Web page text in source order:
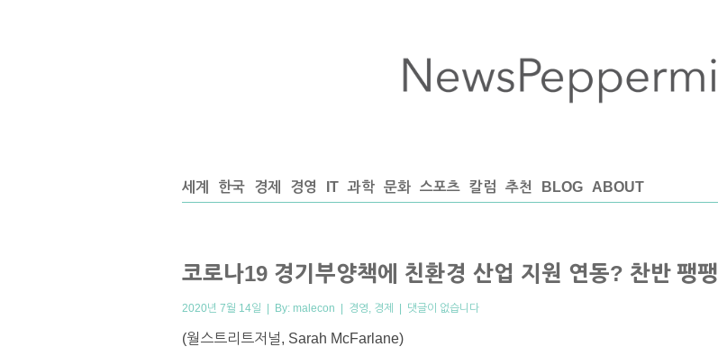
세계 한국 경제 경영 IT 과학 문화 스포츠 칼럼 추천 BLOG ABOUT
코로나19 경기부양책에 친환경 산업 지원 연동? 찬반 팽팽
2020년 7월 14일 | By: malecon | 경영, 경제 | 댓글이 없습니다
(월스트리트저널, Sarah McFarlane)